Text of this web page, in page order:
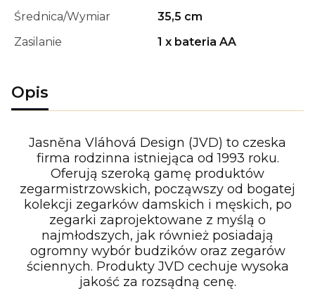
Średnica/Wymiar
35,5 cm
Zasilanie
1 x bateria AA
Opis
Jasněna Vláhová Design (JVD) to czeska
firma rodzinna istniejąca od 1993 roku.
Oferują szeroką gamę produktów
zegarmistrzowskich, począwszy od bogatej
kolekcji zegarków damskich i męskich, po
zegarki zaprojektowane z myślą o
najmłodszych, jak również posiadają
ogromny wybór budzików oraz zegarów
ściennych. Produkty JVD cechuje wysoka
jakość za rozsądną cenę.